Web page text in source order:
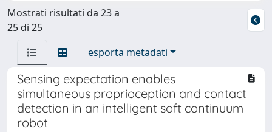
Mostrati risultati da 23 a
25 di 25
esporta metadati
Sensing expectation enables
simultaneous proprioception and contact
detection in an intelligent soft continuum
robot